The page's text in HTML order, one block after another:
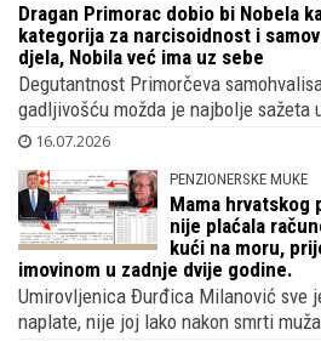
Dragan Primorac dobio bi Nobela
kategorija za narcisoidnost i
djela, Nobila već ima uz sebe
Degutantnost Primorčeva
gadljivošću možda je najbolje sažeta
16.07.2026
PENZIONERSKE MUKE
Mama hrvatskog
nije plaćala
kući na moru,
imovinom u zadnje dvije godine.
Umirovljenica Đurđica Milanović sve
naplate, nije joj lako nakon smrti